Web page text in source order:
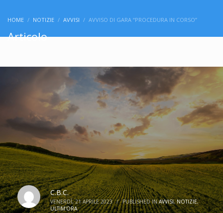
HOME NOTIZIE AVVISI AVVISO DI GARA “PROCEDURA IN CORSO”
Articolo
C.B.C.
VENERDÌ, 21 APRILE 2023 / PUBLISHED INAVVISI,NOTIZIE,
ULTIM'ORA